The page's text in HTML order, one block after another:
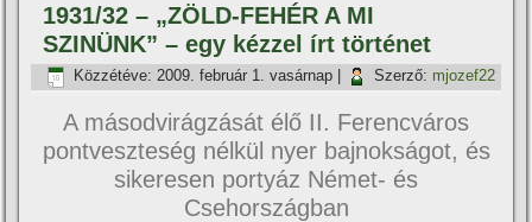
1931/32 – „ZÖLD-FEHÉR A MI
SZINÜNK” – egy kézzel í­rt történet
Közzétéve: 2009. február 1. vasárnap Szerző: mjozef22
A másodvirágzását élő II. Ferencváros
pontveszteség nélkül nyer bajnokságot, és
sikeresen portyáz Német- és
Csehországban